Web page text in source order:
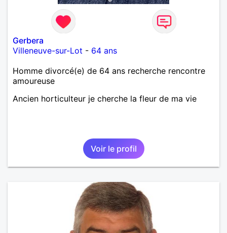
Gerbera
Villeneuve-sur-Lot - 64 ans
Homme divorcé(e) de 64 ans recherche rencontre
amoureuse
Ancien horticulteur je cherche la fleur de ma vie
Voir le profil